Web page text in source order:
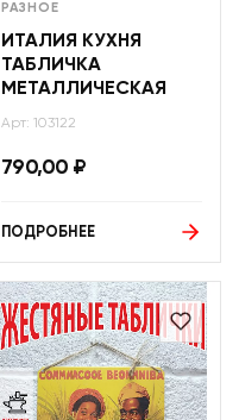
РАЗНОЕ
ИТАЛИЯ КУХНЯ
ТАБЛИЧКА
МЕТАЛЛИЧЕСКАЯ
Арт: 103122
790,00 ₽
ПОДРОБНЕЕ